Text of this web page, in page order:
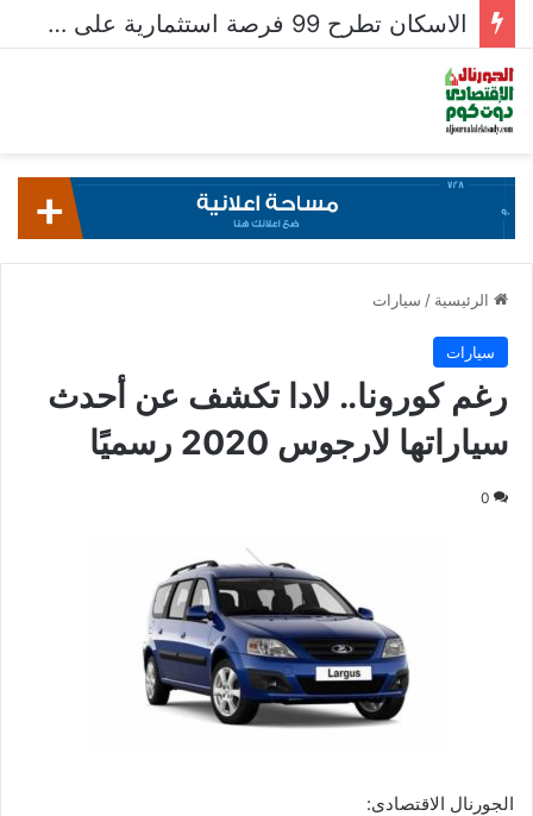
الاسكان تطرح 99 فرصة استثمارية على بوابة خدمات المستثمرين للشركات المصرية واستقبال 204 طلبات للشركات الأجنبية
الرئيسية / سيارات
سيارات
رغم كورونا.. لادا تكشف عن أحدث
سياراتها لارجوس 2020 رسميًا
0
الجورنال الاقتصادى: